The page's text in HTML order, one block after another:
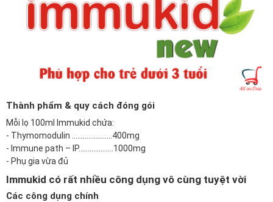
Thành phẩm & quy cách đóng gói
Mỗi lọ 100ml Immukid chứa:
- Thymomodulin ………………….400mg
- Immune path – IP……………….1000mg
- Phụ gia vừa đủ
Immukid có rất nhiều công dụng vô cùng tuyệt vời
Các công dụng chính